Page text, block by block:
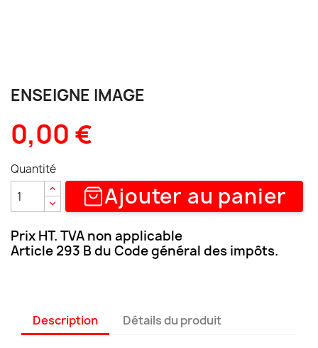
ENSEIGNE IMAGE
0,00 €
Quantité
Ajouter au panier
Prix HT. TVA non applicable
Article 293 B du Code général des impôts.
Description Détails du produit